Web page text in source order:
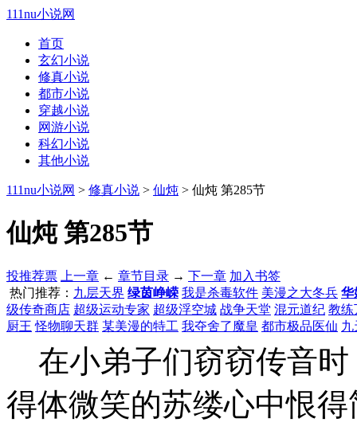
111nu小说网
首页
玄幻小说
修真小说
都市小说
穿越小说
网游小说
科幻小说
其他小说
111nu小说网 > 修真小说 > 仙炖 > 仙炖 第285节
仙炖 第285节
投推荐票 上一章 ← 章节目录 → 下一章 加入书签
热门推荐： 九层天界 绿茵峥嵘 我是杀毒软件 美漫之大冬兵 华
级传奇商店 超级运动专家 超级浮空城 战争天堂 混元道纪 教练
厨王 怪物聊天群 某美漫的特工 我夺舍了魔皇 都市极品医仙 九
在小弟子们窃窃传音时
得体微笑的苏缕心中恨